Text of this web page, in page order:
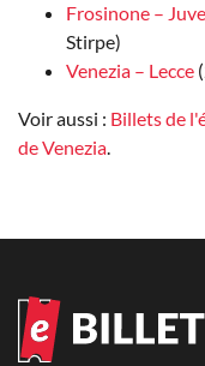
Frosinone –
Stirpe)
Venezia – Lecce
Voir aussi : Billets de
de Venezia.